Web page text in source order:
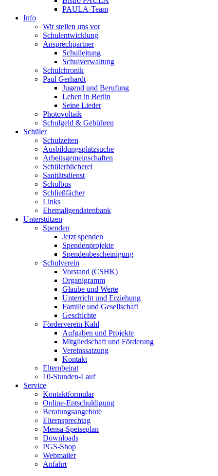
PAULA-Team
Info
Wir stellen uns vor
Schulentwicklung
Ansprechpartner
Schulleitung
Schulverwaltung
Schulchronik
Paul Gerhardt
Jugend und Berufung
Leben in Berlin
Seine Lieder
Photovoltaik
Schulgeld & Gebühren
Schüler
Schulzeiten
Ausbildungsplatzsuche
Arbeitsgemeinschaften
Schülerbücherei
Sanitätsdienst
Schulbus
Schließfächer
Links
Ehemaligendatenbank
Unterstützen
Spenden
Jetzt spenden
Spendenprojekte
Spendenbescheinigung
Schulverein
Vorstand (CSHK)
Organigramm
Glaube und Werte
Unterricht und Erziehung
Familie und Gesellschaft
Geschichte
Förderverein Kahl
Aufgaben und Projekte
Mitgliedschaft und Förderung
Vereinssatzung
Kontakt
Elternbeirat
10-Stunden-Lauf
Service
Kontaktformular
Online-Entschuldigung
Beratungsangebote
Elternsprechtag
Mensa-Speiseplan
Downloads
PGS-Shop
Webmailer
Anfahrt